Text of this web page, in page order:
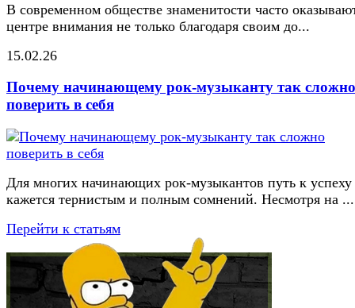
В современном обществе знаменитости часто
центре внимания не только благодаря своим до...
15.02.26
Почему начинающему рок-музыканту так сложно
поверить в себя
Для многих начинающих рок-музыкантов путь к успеху
кажется тернистым и полным сомнений. Несмотря на ...
Перейти к статьям